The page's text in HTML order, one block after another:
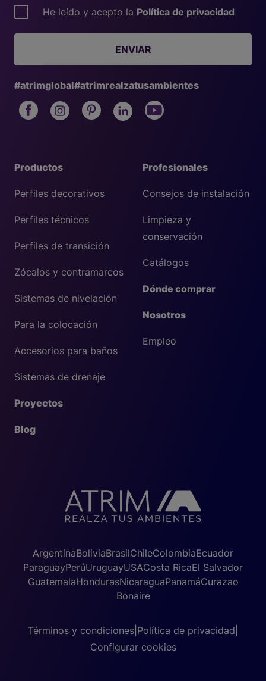
Profesionales
Consejos de instalación
Limpieza y
conservación
Catálogos
Dónde comprar
Nosotros
Empleo
Productos
Perfiles decorativos
Perfiles técnicos
Perfiles de transición
Zócalos y contramarcos
Sistemas de nivelación
Para la colocación
Accesorios para baños
Sistemas de drenaje
Proyectos
Blog
He leído y acepto la Política de privacidad
ENVIAR
#atrimglobal#atrimrealzatusambientes
ArgentinaBoliviaBrasilChileColombiaEcuador
ParaguayPerúUruguayUSACosta RicaEl Salvador
GuatemalaHondurasNicaraguaPanamáCurazao
Bonaire
Términos y condiciones Política de privacidad
Configurar cookies